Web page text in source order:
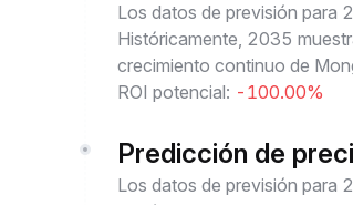
Los datos de previsión para
Históricamente, 2035
crecimiento continuo de
ROI potencial: -100.00%
Predicción de
Los datos de previsión para